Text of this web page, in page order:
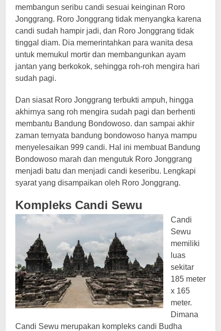
membangun seribu candi sesuai keinginan Roro
Jonggrang. Roro Jonggrang tidak menyangka karena
candi sudah hampir jadi, dan Roro Jonggrang tidak
tinggal diam. Dia memerintahkan para wanita desa
untuk memukul mortir dan membangunkan ayam
jantan yang berkokok, sehingga roh-roh mengira hari
sudah pagi.
Dan siasat Roro Jonggrang terbukti ampuh, hingga
akhirnya sang roh mengira sudah pagi dan berhenti
membantu Bandung Bondowoso. dan sampai akhir
zaman ternyata bandung bondowoso hanya mampu
menyelesaikan 999 candi. Hal ini membuat Bandung
Bondowoso marah dan mengutuk Roro Jonggrang
menjadi batu dan menjadi candi keseribu. Lengkapi
syarat yang disampaikan oleh Roro Jonggrang.
Kompleks Candi Sewu
Candi
Sewu
memiliki
luas
sekitar
185 meter
x 165
meter.
Dimana
Candi Sewu merupakan kompleks candi Budha